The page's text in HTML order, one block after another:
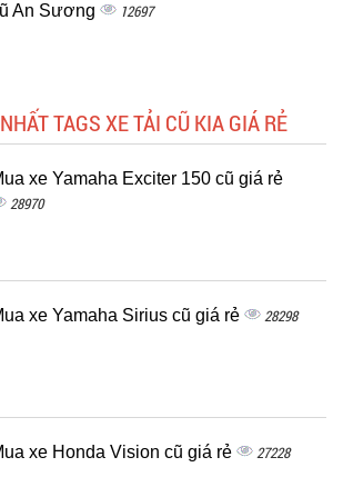
An Sương
12697
TAGS XE TẢI CŨ KIA GIÁ RẺ
xe Yamaha Exciter 150 cũ giá rẻ
28970
xe Yamaha Sirius cũ giá rẻ 28298
xe Honda Vision cũ giá rẻ 27228